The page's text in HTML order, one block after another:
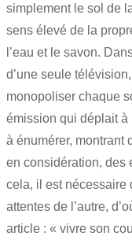
simplement le sol de
sens élevé de la
l’eau et le savon.
d’une seule
monopoliser chaque
émission qui déplait à
à énumérer, montrant
en considération, des
cela, il est nécessaire
attentes de l’autre,
article : « vivre son